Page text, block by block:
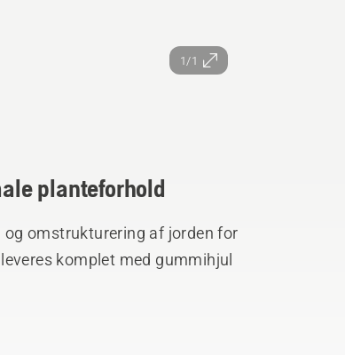
1/1
planteforhold
omstrukturering af jorden for
komplet med gummihjul